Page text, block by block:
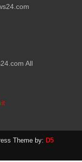
All
it
Theme by: D5